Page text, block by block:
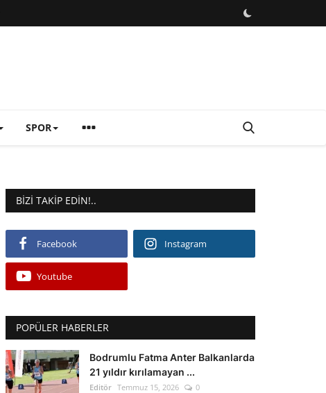
SPOR
BIZI TAKIP EDIN!..
Facebook Instagram
Youtube
POPÜLER HABERLER
Bodrumlu Fatma Anter Balkanlarda
21 yıldır kırılamayan ...
Editör Temmuz 15, 2026 0